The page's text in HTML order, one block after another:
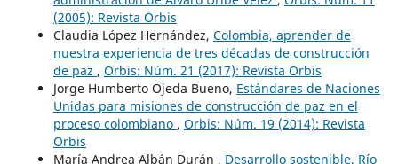
(2005): Revista Orbis
Claudia López Hernández, Colombia, aprender de
nuestra experiencia de tres décadas de construcción
de paz , Orbis: Núm. 21 (2017): Revista Orbis
Jorge Humberto Ojeda Bueno, Estándares de Naciones
Unidas para misiones de construcción de paz en el
proceso colombiano , Orbis: Núm. 19 (2014): Revista
Orbis
María Andrea Albán Durán , Desarrollo sostenible. Río